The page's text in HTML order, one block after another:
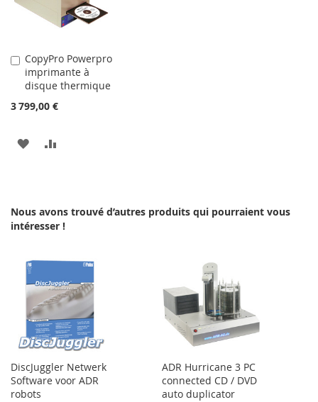
LISTE
D’ENVIE
CopyPro Powerpro
imprimante à
disque thermique
3 799,00 €
Ajouter
au
panier
AJOUTER
LISTE
Nous avons trouvé d’autres produits qui pourraient vous
intéresser !
DiscJuggler Netwerk
Software voor ADR
robots
ADR Hurricane 3 PC
connected CD / DVD
auto duplicator